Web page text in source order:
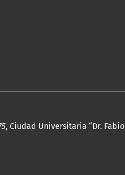
, Ciudad Universitaria “Dr. Fabio